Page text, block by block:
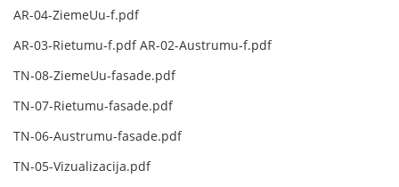
AR-04-ZiemeUu-f.pdf
AR-03-Rietumu-f.pdfAR-02-Austrumu-f.pdf
TN-08-ZiemeUu-fasade.pdf
TN-07-Rietumu-fasade.pdf
TN-06-Austrumu-fasade.pdf
TN-05-Vizualizacija.pdf